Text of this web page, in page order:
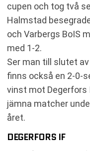
cupen och tog två
Halmstad
och Varbergs BoIS
med 1-2.
Ser man till slutet
finns också en 2-0-
vinst mot Degerfors
jämna matcher
året.
DEGERFORS IF